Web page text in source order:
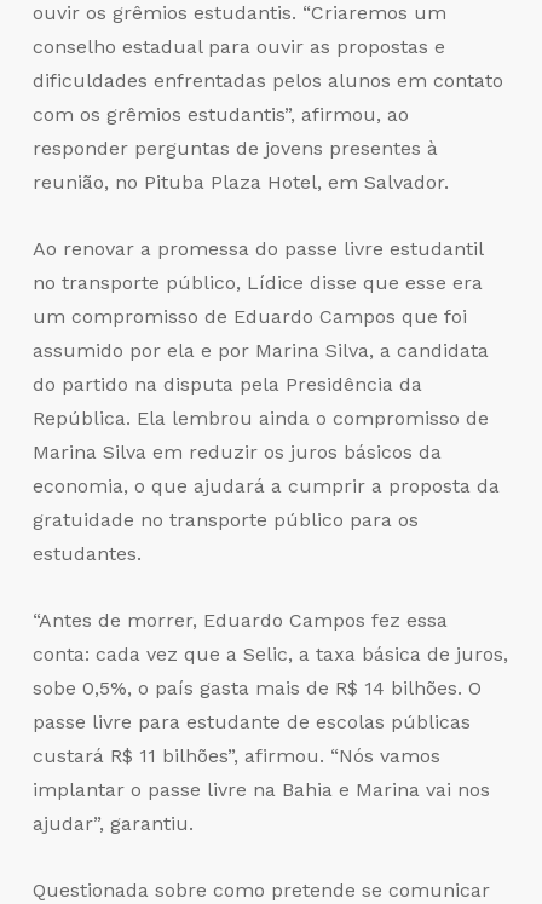
ouvir os grêmios estudantis. “Criaremos um
conselho estadual para ouvir as propostas e
dificuldades enfrentadas pelos alunos em contato
com os grêmios estudantis”, afirmou, ao
responder perguntas de jovens presentes à
reunião, no Pituba Plaza Hotel, em Salvador.
Ao renovar a promessa do passe livre estudantil
no transporte público, Lídice disse que esse era
um compromisso de Eduardo Campos que foi
assumido por ela e por Marina Silva, a candidata
do partido na disputa pela Presidência da
República. Ela lembrou ainda o compromisso de
Marina Silva em reduzir os juros básicos da
economia, o que ajudará a cumprir a proposta da
gratuidade no transporte público para os
estudantes.
“Antes de morrer, Eduardo Campos fez essa
conta: cada vez que a Selic, a taxa básica de juros,
sobe 0,5%, o país gasta mais de R$ 14 bilhões. O
passe livre para estudante de escolas públicas
custará R$ 11 bilhões”, afirmou. “Nós vamos
implantar o passe livre na Bahia e Marina vai nos
ajudar”, garantiu.
Questionada sobre como pretende se comunicar